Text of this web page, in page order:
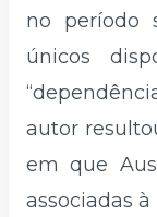
no período
únicos
autor
em que
associadas